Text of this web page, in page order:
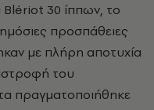
Blériot 30 ίππων, το
προσπάθειες
με πλήρη αποτυχία
του
πραγματοποιήθηκε